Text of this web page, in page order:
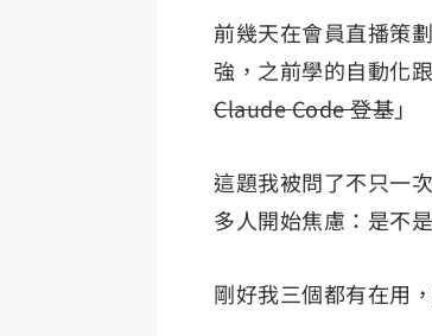
前幾天在會員直播策
強，之前學的自動化
Claude Code 登基」
這題我被問了不只一
多人開始焦慮：是不
剛好我三個都有在用